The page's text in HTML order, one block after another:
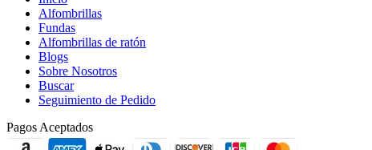
Alfombrillas
Fundas
Alfombrillas de ratón
Blogs
Sobre Nosotros
Buscar
Seguimiento de Pedido
Pagos Aceptados